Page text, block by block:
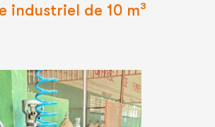
industriel de 10 m³